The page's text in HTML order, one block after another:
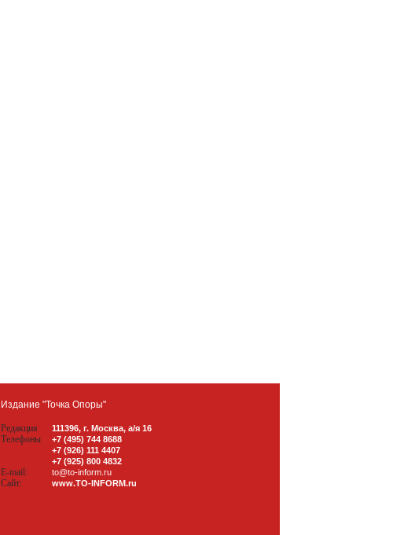
Издание "Точка Опоры"
Редакция 111396, г. Москва, а/я 16
Телефоны
+7 (495) 744 8688
+7 (926) 111 4407
+7 (925) 800 4832
E-mail: to@to-inform.ru
Сайт: www.TO-INFORM.ru